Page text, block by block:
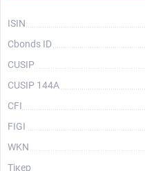
ISIN
Cbonds ID
CUSIP
CUSIP 144A
CFI
FIGI
WKN
Тікер